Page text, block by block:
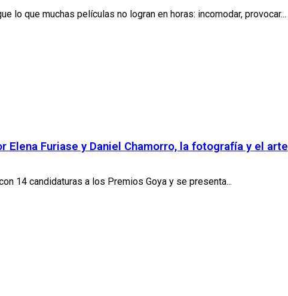
lo que muchas películas no logran en horas: incomodar, provocar...
Elena Furiase y Daniel Chamorro, la fotografía y el arte
14 candidaturas a los Premios Goya y se presenta...